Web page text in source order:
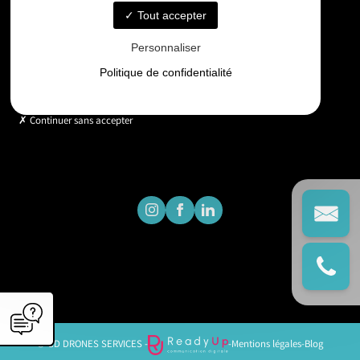
Horaires
Lundi - Vendredi : 9h - 18h
© GD DRONES SERVICES - -Mentions légales-Blog
Tout accepter
Personnaliser
Politique de confidentialité
Continuer sans accepter